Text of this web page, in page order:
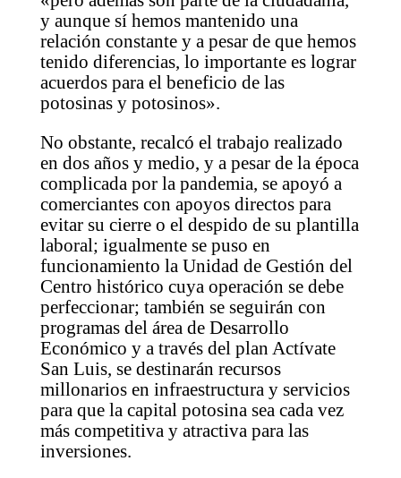
y aunque sí hemos mantenido una
relación constante y a pesar de que hemos
tenido diferencias, lo importante es lograr
acuerdos para el beneficio de las
potosinas y potosinos».
No obstante, recalcó el trabajo realizado
en dos años y medio, y a pesar de la época
complicada por la pandemia, se apoyó a
comerciantes con apoyos directos para
evitar su cierre o el despido de su plantilla
laboral; igualmente se puso en
funcionamiento la Unidad de Gestión del
Centro histórico cuya operación se debe
perfeccionar; también se seguirán con
programas del área de Desarrollo
Económico y a través del plan Actívate
San Luis, se destinarán recursos
millonarios en infraestructura y servicios
para que la capital potosina sea cada vez
más competitiva y atractiva para las
inversiones.